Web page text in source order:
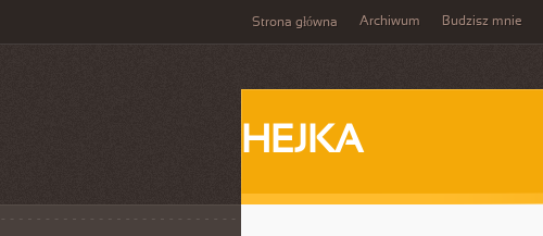
Strona główna Archiwum Budzisz mnie
HEJKA